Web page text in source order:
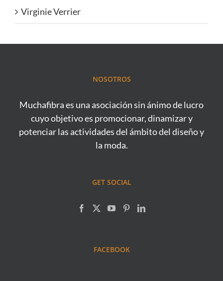
Virginie Verrier
NOSOTROS
Muchafibra es una asociación sin ánimo de lucro
cuyo objetivo es promocionar, dinamizar y
potenciar las actividades del ámbito del diseño y
la moda.
GET SOCIAL
FACEBOOK